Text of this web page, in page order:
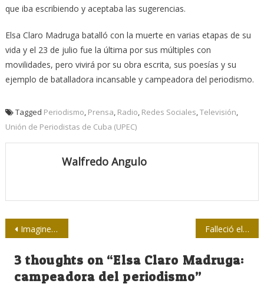
que iba escribiendo y aceptaba las sugerencias.
Elsa Claro Madruga batalló con la muerte en varias etapas de su
vida y el 23 de julio fue la última por sus múltiples con
movilidades, pero vivirá por su obra escrita, sus poesías y su
ejemplo de batalladora incansable y campeadora del periodismo.
Tagged Periodismo Prensa Radio Redes Sociales Televisión
Unión de Periodistas de Cuba (UPEC)
Walfredo Angulo
Navegación
de
entradas
Imagine, medio siglo después: urgente llamado a la humanidad Falleció el periodista José Manuel Mayo Fernández
3 thoughts on “Elsa Claro Madruga:
campeadora del periodismo”